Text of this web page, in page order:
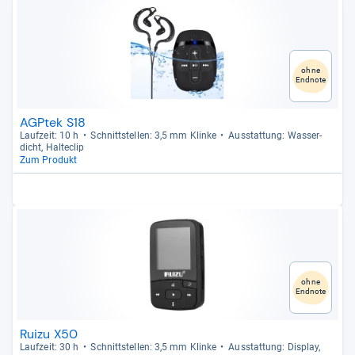
ohne
Endnote
AGPtek S18
Lauf­zeit: 10 h Schnitt­stel­len: 3,5 mm Klinke
Aus­stat­tung: Was­ser­
dicht, Hal­te­clip
Zum Produkt
ohne
Endnote
Ruizu X50
Lauf­zeit: 30 h Schnitt­stel­len: 3,5 mm Klinke
Aus­stat­tung: Dis­play,